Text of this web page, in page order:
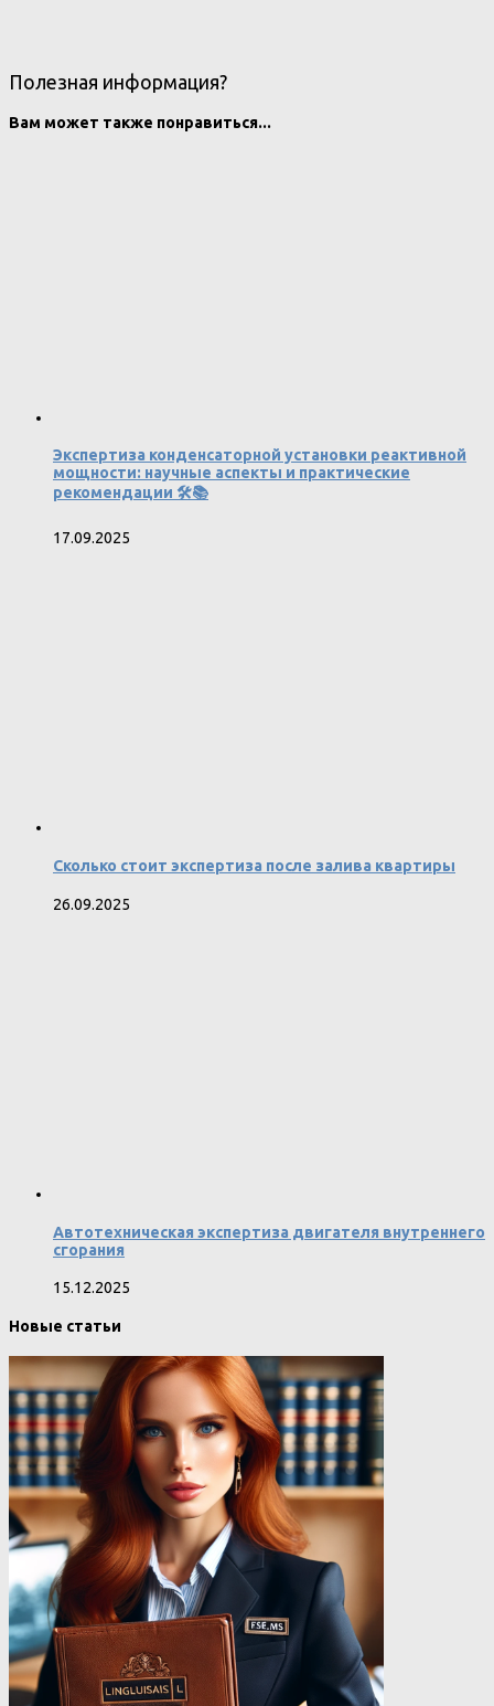
Полезная информация?
Вам может также понравиться...
Экспертиза конденсаторной установки реактивной
мощности: научные аспекты и практические
рекомендации 🛠️📚
17.09.2025
Сколько стоит экспертиза после залива квартиры
26.09.2025
Автотехническая экспертиза двигателя внутреннего
сгорания
15.12.2025
Новые статьи